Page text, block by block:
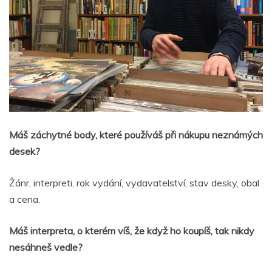
Máš záchytné body, které používáš při nákupu neznámých
desek?
Žánr, interpreti, rok vydání, vydavatelství, stav desky, obal
a cena.
Máš interpreta, o kterém víš, že když ho koupíš, tak nikdy
nesáhneš vedle?